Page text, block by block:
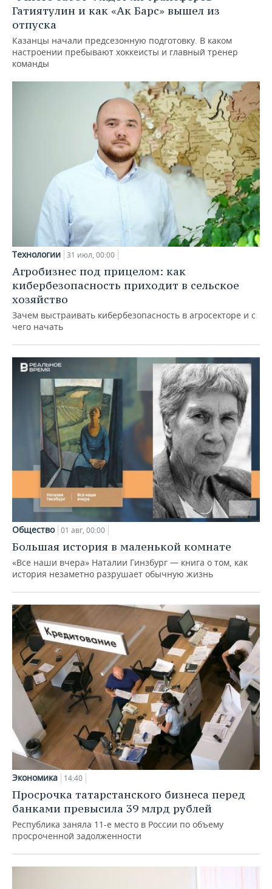
Гатиятулин и как «Ак Барс» вышел из
отпуска
Казанцы начали предсезонную подготовку. В каком
настроении пребывают хоккеисты и главный тренер
команды
Технологии 31 июл, 00:00
Агробизнес под прицелом: как
кибербезопасность приходит в сельское
хозяйство
Зачем выстраивать кибербезопасность в агросекторе и с
чего начать
Общество 01 авг, 00:00
Большая история в маленькой комнате
«Все наши вчера» Наталии Гинзбург — книга о том, как
история незаметно разрушает обычную жизнь
Экономика 14:40
Просрочка татарстанского бизнеса перед
банками превысила 39 млрд рублей
Республика заняла 11-е место в России по объему
просроченной задолженности